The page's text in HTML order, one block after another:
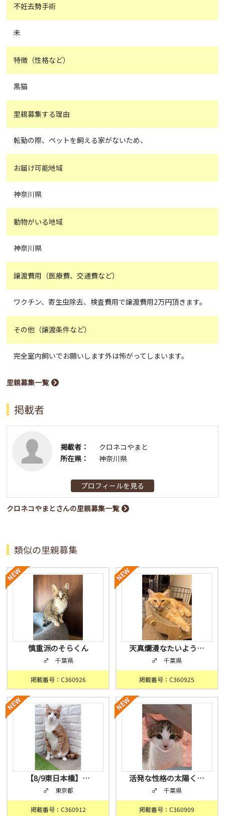
不妊去勢手術
未
特徴（性格など）
黒猫
里親募集する理由
転勤の際、ペットを飼える家がないため、
お届け可能地域
神奈川県
動物がいる地域
神奈川県
譲渡費用（医療費、交通費など）
ワクチン、寄生虫除去、検査費用で譲渡費用2万円頂きます。
その他（譲渡条件など）
完全室内飼いでお願いします外は怖がってしまいます。
里親募集一覧
掲載者
掲載者：
クロネコやまと
所在県：
神奈川県
プロフィールを見る
クロネコやまとさんの里親募集一覧
類似の里親募集
慎重派のそらくん
♂ 千葉県
掲載番号：C360926
天真爛漫なたいよう…
♂ 千葉県
掲載番号：C360925
【8/9東日本橋】…
♂ 東京都
掲載番号：C360912
活発な性格の太陽く…
♂ 千葉県
掲載番号：C360909